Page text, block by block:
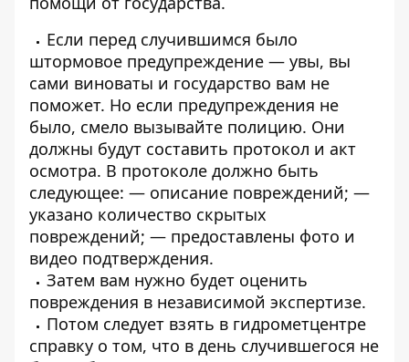
Если перед случившимся было
штормовое предупреждение — увы, вы
сами виноваты и государство вам не
поможет. Но если предупреждения не
было, смело вызывайте полицию. Они
должны будут составить протокол и акт
осмотра. В протоколе должно быть
следующее: — описание повреждений; —
указано количество скрытых
повреждений; — предоставлены фото и
видео подтверждения.
Затем вам нужно будет оценить
повреждения в независимой экспертизе.
Потом следует взять в гидрометцентре
справку о том, что в день случившегося не